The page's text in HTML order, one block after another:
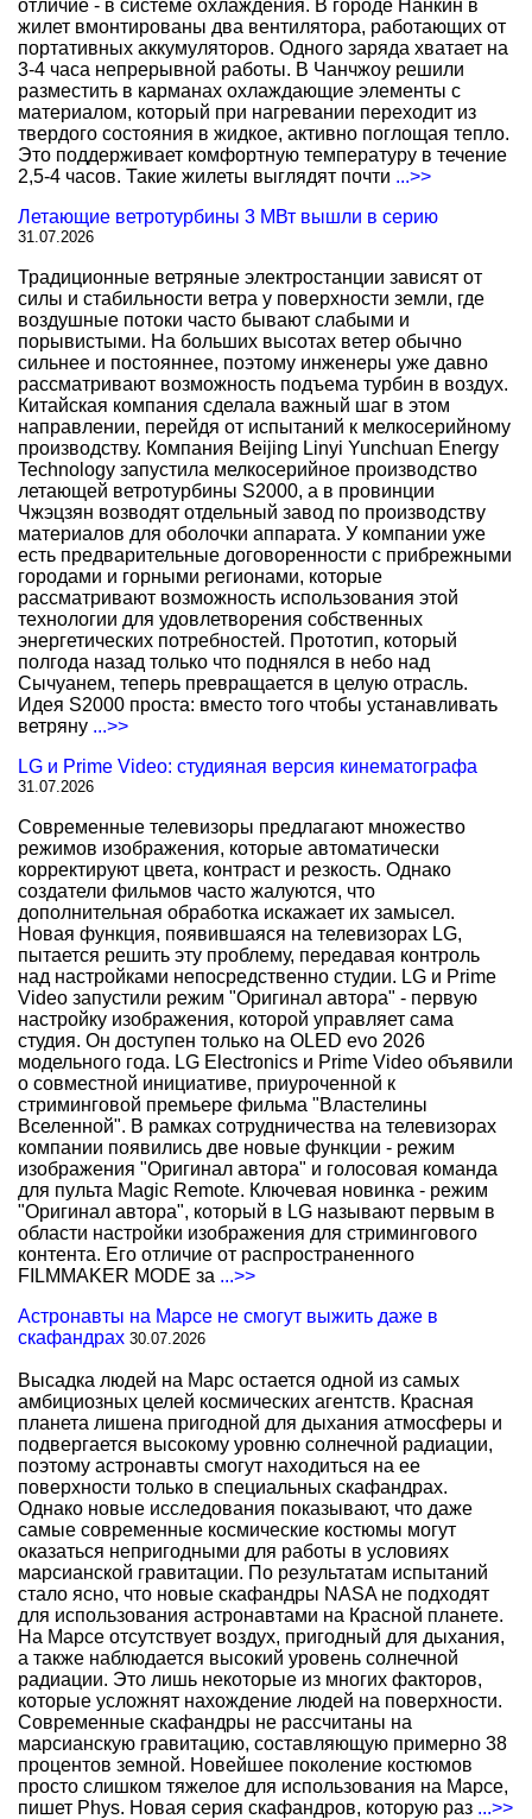
отличие - в системе охлаждения. В городе Нанкин в
жилет вмонтированы два вентилятора, работающих от
портативных аккумуляторов. Одного заряда хватает на
3-4 часа непрерывной работы. В Чанчжоу решили
разместить в карманах охлаждающие элементы с
материалом, который при нагревании переходит из
твердого состояния в жидкое, активно поглощая тепло.
Это поддерживает комфортную температуру в течение
2,5-4 часов. Такие жилеты выглядят почти ...>>
Летающие ветротурбины 3 МВт вышли в серию
31.07.2026
Традиционные ветряные электростанции зависят от
силы и стабильности ветра у поверхности земли, где
воздушные потоки часто бывают слабыми и
порывистыми. На больших высотах ветер обычно
сильнее и постояннее, поэтому инженеры уже давно
рассматривают возможность подъема турбин в воздух.
Китайская компания сделала важный шаг в этом
направлении, перейдя от испытаний к мелкосерийному
производству. Компания Beijing Linyi Yunchuan Energy
Technology запустила мелкосерийное производство
летающей ветротурбины S2000, а в провинции
Чжэцзян возводят отдельный завод по производству
материалов для оболочки аппарата. У компании уже
есть предварительные договоренности с прибрежными
городами и горными регионами, которые
рассматривают возможность использования этой
технологии для удовлетворения собственных
энергетических потребностей. Прототип, который
полгода назад только что поднялся в небо над
Сычуанем, теперь превращается в целую отрасль.
Идея S2000 проста: вместо того чтобы устанавливать
ветряну ...>>
LG и Prime Video: студияная версия кинематографа
31.07.2026
Современные телевизоры предлагают множество
режимов изображения, которые автоматически
корректируют цвета, контраст и резкость. Однако
создатели фильмов часто жалуются, что
дополнительная обработка искажает их замысел.
Новая функция, появившаяся на телевизорах LG,
пытается решить эту проблему, передавая контроль
над настройками непосредственно студии. LG и Prime
Video запустили режим "Оригинал автора" - первую
настройку изображения, которой управляет сама
студия. Он доступен только на OLED evo 2026
модельного года. LG Electronics и Prime Video объявили
о совместной инициативе, приуроченной к
стриминговой премьере фильма "Властелины
Вселенной". В рамках сотрудничества на телевизорах
компании появились две новые функции - режим
изображения "Оригинал автора" и голосовая команда
для пульта Magic Remote. Ключевая новинка - режим
"Оригинал автора", который в LG называют первым в
области настройки изображения для стримингового
контента. Его отличие от распространенного
FILMMAKER MODE за ...>>
Астронавты на Марсе не смогут выжить даже в
скафандрах 30.07.2026
Высадка людей на Марс остается одной из самых
амбициозных целей космических агентств. Красная
планета лишена пригодной для дыхания атмосферы и
подвергается высокому уровню солнечной радиации,
поэтому астронавты смогут находиться на ее
поверхности только в специальных скафандрах.
Однако новые исследования показывают, что даже
самые современные космические костюмы могут
оказаться непригодными для работы в условиях
марсианской гравитации. По результатам испытаний
стало ясно, что новые скафандры NASA не подходят
для использования астронавтами на Красной планете.
На Марсе отсутствует воздух, пригодный для дыхания,
а также наблюдается высокий уровень солнечной
радиации. Это лишь некоторые из многих факторов,
которые усложнят нахождение людей на поверхности.
Современные скафандры не рассчитаны на
марсианскую гравитацию, составляющую примерно 38
процентов земной. Новейшее поколение костюмов
просто слишком тяжелое для использования на Марсе,
пишет Phys. Новая серия скафандров, которую раз ...>>